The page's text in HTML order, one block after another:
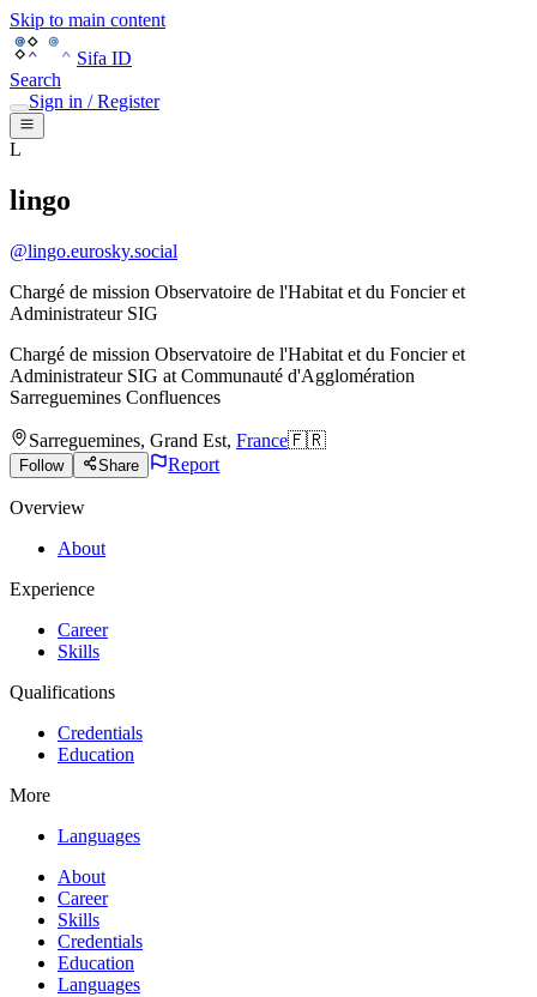
Skip to main content
Sifa ID
Search
Sign in / Register
L
lingo
@lingo.eurosky.social
Chargé de mission Observatoire de l'Habitat et du Foncier et
Administrateur SIG
Chargé de mission Observatoire de l'Habitat et du Foncier et
Administrateur SIG at Communauté d'Agglomération
Sarreguemines Confluences
Sarreguemines, Grand Est, France🇫🇷
Follow Share Report
Overview
About
Experience
Career
Skills
Qualifications
Credentials
Education
More
Languages
About
Career
Skills
Credentials
Education
Languages